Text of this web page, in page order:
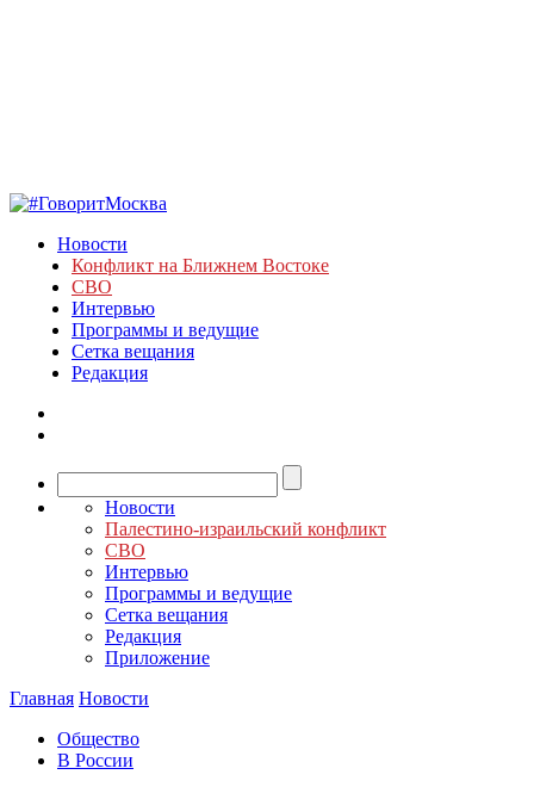
Новости
Конфликт на Ближнем Востоке
СВО
Интервью
Программы и ведущие
Сетка вещания
Редакция
Новости
Палестино-израильский конфликт
СВО
Интервью
Программы и ведущие
Сетка вещания
Редакция
Приложение
Главная Новости
Общество
В России